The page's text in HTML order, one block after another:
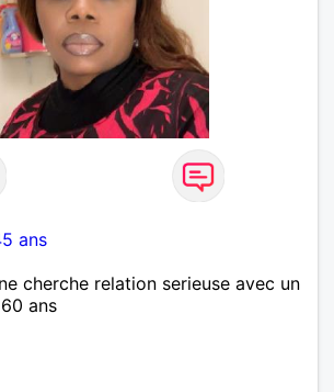
ans
cherche relation serieuse avec un
ans